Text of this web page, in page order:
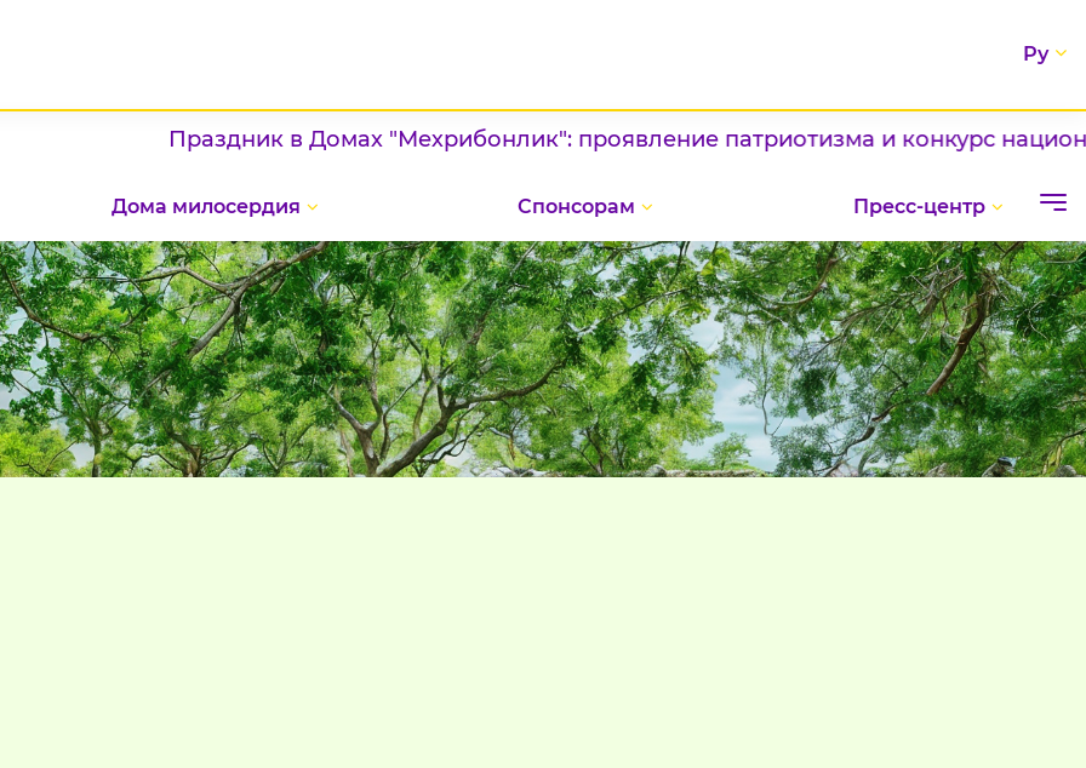
Ру
Праздник в Домах "Мехрибонлик": проявление патриотизма и конкурс
Дома милосердия Спонсорам Пресс-центр